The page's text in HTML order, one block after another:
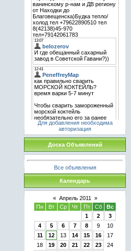
Для добавления необходима
авторизация
Доска Объявлений
Все объявления
Календарь
« Апрель 2011
»
Пн
Вт Ср Чт Пт Сб
Вс
1
2
3
4
5 6 7 8 9
10
11
12 13 14 15 16
17
18
19 20 21 22 23
24